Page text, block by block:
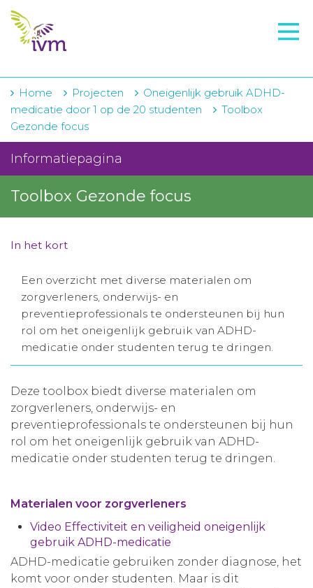
VMI
IVM-academie
Zorginstellingen
Projecten
Actueel
Winkelwagentje
Aanmelden nieuwsbrief
Toegang leeromgeving
Home Projecten
Oneigenlijk gebruik ADHD-
medicatie door 1 op de 20 studenten
Toolbox
Gezonde focus
Informatiepagina
Toolbox Gezonde focus
In het kort
Een overzicht met diverse materialen om
zorgverleners, onderwijs- en
preventieprofessionals te ondersteunen bij hun
rol om het oneigenlijk gebruik van ADHD-
medicatie onder studenten terug te dringen.
Deze toolbox biedt diverse materialen om
zorgverleners, onderwijs- en
preventieprofessionals te ondersteunen bij hun
rol om het oneigenlijk gebruik van ADHD-
medicatie onder studenten terug te dringen.
Materialen voor zorgverleners
Video Effectiviteit en veiligheid oneigenlijk
gebruik ADHD-medicatie
ADHD-medicatie gebruiken zonder diagnose, het
komt voor onder studenten. Maar is dit